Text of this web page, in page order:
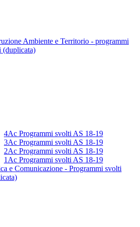
Ambiente e Territorio - programmi
(duplicata)
4Ac Programmi svolti AS 18-19
3Ac Programmi svolti AS 18-19
2Ac Programmi svolti AS 18-19
1Ac Programmi svolti AS 18-19
e Comunicazione - Programmi svolti